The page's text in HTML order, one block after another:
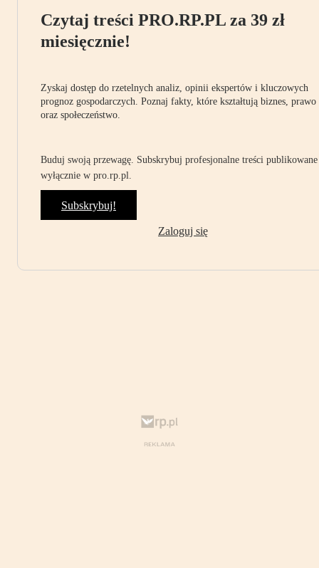
Czytaj treści PRO.RP.PL za 39 zł
miesięcznie!
Zyskaj dostęp do rzetelnych analiz, opinii ekspertów i kluczowych
prognoz gospodarczych. Poznaj fakty, które kształtują biznes, prawo
oraz społeczeństwo.
Buduj swoją przewagę. Subskrybuj profesjonalne treści publikowane
wyłącznie w pro.rp.pl.
Subskrybuj!
Zaloguj się